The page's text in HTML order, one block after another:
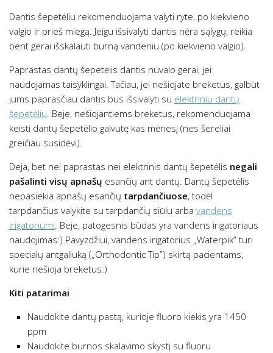
Dantis šepetėliu rekomenduojama valyti ryte, po kiekvieno
valgio ir prieš miegą. Jeigu išsivalyti dantis nėra sąlygų, reikia
bent gerai išskalauti burną vandeniu (po kiekvieno valgio).
Paprastas dantų šepetėlis dantis nuvalo gerai, jei
naudojamas taisyklingai. Tačiau, jei nešiojate breketus, galbūt
jums paprasčiau dantis bus išsivalyti su elektriniu dantų
šepetėliu. Beje, nešiojantiems breketus, rekomenduojama
keisti dantų šepetėlio galvutę kas mėnesį (nes šereliai
greičiau susidėvi).
Deja, bet nei paprastas nei elektrinis dantų šepetėlis negali
pašalinti visų apnašų esančių ant dantų. Dantų šepetėlis
nepasiekia apnašų esančių tarpdančiuose, todėl
tarpdančius valykite su tarpdančių siūlu arba vandens
irigatoriumi. Beje, patogesnis būdas yra vandens irigatoriaus
naudojimas:) Pavyzdžiui, vandens irigatorius „Waterpik” turi
specialų antgaliuką („Orthodontic Tip”) skirtą pacientams,
kurie nešioja breketus:)
Kiti patarimai
Naudokite dantų pastą, kurioje fluoro kiekis yra 1450
ppm
Naudokite burnos skalavimo skystį su fluoru